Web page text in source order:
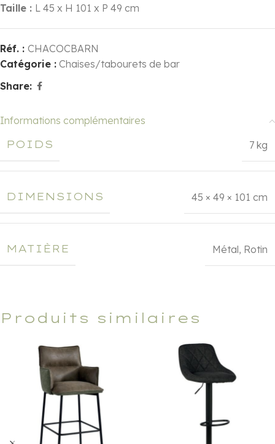
Taille : L 45 x H 101 x P 49 cm
Réf. : CHACOCBARN
Catégorie : Chaises/tabourets de bar
Share:
Informations complémentaires
POIDS
7 kg
DIMENSIONS 45 × 49 × 101 cm
MATIÈRE Métal, Rotin
Produits similaires